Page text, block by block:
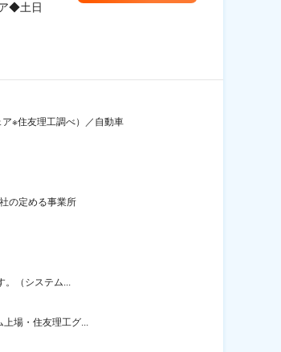
◆土日
※住友理工調べ）／自動車
の定める事業所
。（システム...
場・住友理工グ...